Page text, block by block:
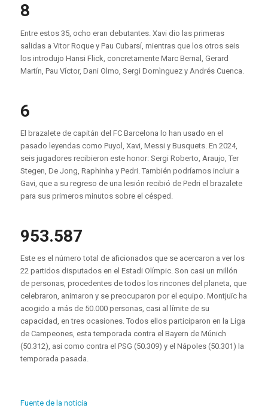
8
Entre estos 35, ocho eran debutantes. Xavi dio las primeras
salidas a Vitor Roque y Pau Cubarsí, mientras que los otros seis
los introdujo Hansi Flick, concretamente Marc Bernal, Gerard
Martín, Pau Víctor, Dani Olmo, Sergi Domìnguez y Andrés Cuenca.
6
El brazalete de capitán del FC Barcelona lo han usado en el
pasado leyendas como Puyol, Xavi, Messi y Busquets. En 2024,
seis jugadores recibieron este honor: Sergi Roberto, Araujo, Ter
Stegen, De Jong, Raphinha y Pedri. También podríamos incluir a
Gavi, que a su regreso de una lesión recibió de Pedri el brazalete
para sus primeros minutos sobre el césped.
953.587
Este es el número total de aficionados que se acercaron a ver los
22 partidos disputados en el Estadi Olímpic. Son casi un millón
de personas, procedentes de todos los rincones del planeta, que
celebraron, animaron y se preocuparon por el equipo. Montjuïc ha
acogido a más de 50.000 personas, casi al límite de su
capacidad, en tres ocasiones. Todos ellos participaron en la Liga
de Campeones, esta temporada contra el Bayern de Múnich
(50.312), así como contra el PSG (50.309) y el Nápoles (50.301) la
temporada pasada.
Fuente de la noticia